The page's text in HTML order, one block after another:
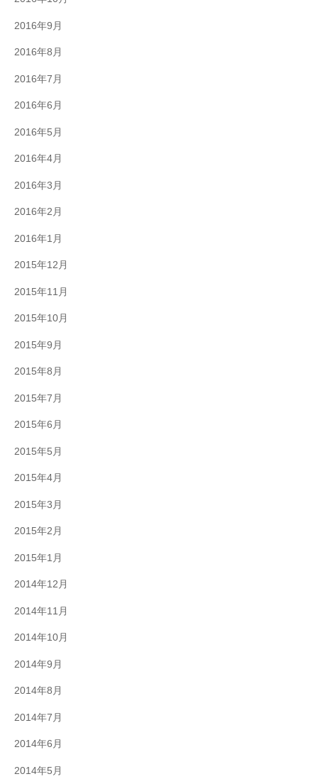
2016年9月
2016年8月
2016年7月
2016年6月
2016年5月
2016年4月
2016年3月
2016年2月
2016年1月
2015年12月
2015年11月
2015年10月
2015年9月
2015年8月
2015年7月
2015年6月
2015年5月
2015年4月
2015年3月
2015年2月
2015年1月
2014年12月
2014年11月
2014年10月
2014年9月
2014年8月
2014年7月
2014年6月
2014年5月